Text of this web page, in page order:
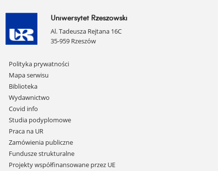
Uniwersytet Rzeszowski
Al. Tadeusza Rejtana 16C
35-959 Rzeszów
Pomiń
nawigację
i
przejdź
do
treści
Polityka prywatności
Mapa serwisu
Biblioteka
Wydawnictwo
Covid info
Studia podyplomowe
Praca na UR
Zamówienia publiczne
Fundusze strukturalne
Projekty współfinansowane przez UE